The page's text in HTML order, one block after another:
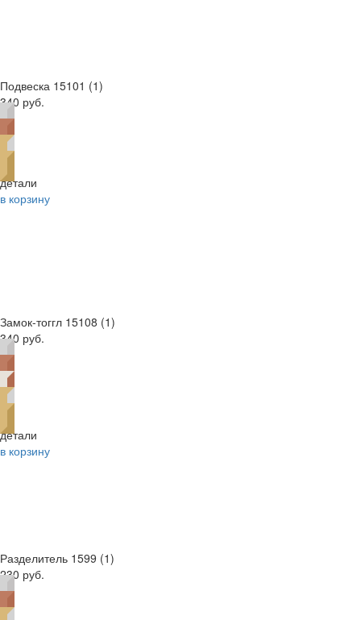
Подвеска 15101 (1)
340 руб.
детали
в корзину
Замок-тоггл 15108 (1)
340 руб.
детали
в корзину
Разделитель 1599 (1)
230 руб.